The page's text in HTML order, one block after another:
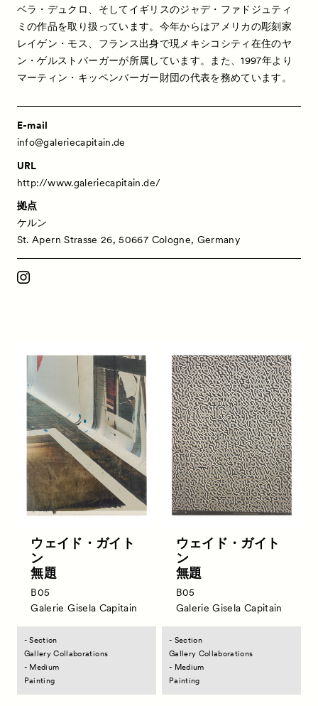
ベラ・デュクロ、そしてイギリスのジャデ・ファドジュティ
ミの作品を取り扱っています。今年からはアメリカの彫刻家
レイゲン・モス、フランス出身で現メキシコシティ在住のヤ
ン・ゲルストバーガーが所属しています。また、1997年より
マーティン・キッペンバーガー財団の代表を務めています。
E-mail
info@galeriecapitain.de
URL
http://www.galeriecapitain.de/
拠点
ケルン
St. Apern Strasse 26, 50667 Cologne, Germany
ウェイド・ガイト
ン
無題
B05
Galerie Gisela Capitain
- Section
Gallery Collaborations
- Medium
Painting
ウェイド・ガイト
ン
無題
B05
Galerie Gisela Capitain
- Section
Gallery Collaborations
- Medium
Painting